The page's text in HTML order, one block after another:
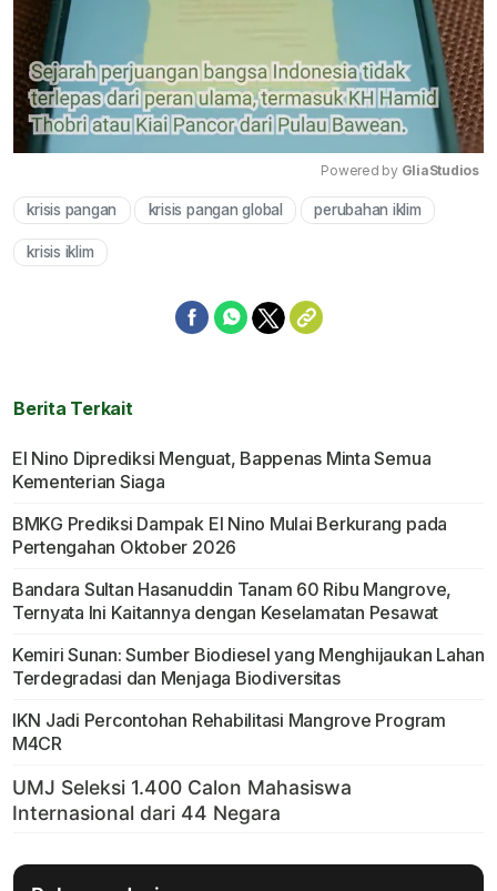
Mute
Powered by GliaStudios
krisis pangan krisis pangan global perubahan iklim
krisis iklim
Berita Terkait
El Nino Diprediksi Menguat, Bappenas Minta Semua
Kementerian Siaga
BMKG Prediksi Dampak El Nino Mulai Berkurang pada
Pertengahan Oktober 2026
Bandara Sultan Hasanuddin Tanam 60 Ribu Mangrove,
Ternyata Ini Kaitannya dengan Keselamatan Pesawat
Kemiri Sunan: Sumber Biodiesel yang Menghijaukan Lahan
Terdegradasi dan Menjaga Biodiversitas
IKN Jadi Percontohan Rehabilitasi Mangrove Program
M4CR